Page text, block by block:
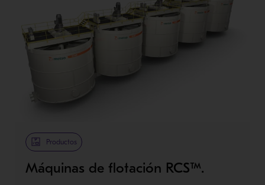
Productos
Máquinas de flotación RCS™.